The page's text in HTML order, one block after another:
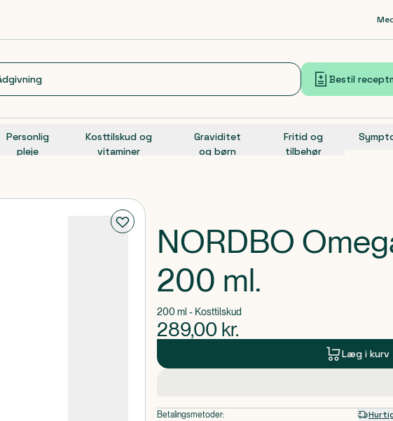
Bestil
Personlig
pleje
Kosttilskud og
vitaminer
Graviditet
og børn
Fritid og
tilbehør
NORDBO
200 ml.
200 ml - Kosttilskud
289,00 kr.
Læg i kurv
Betalingsmetoder: